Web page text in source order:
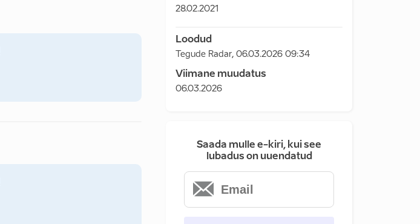
28.02.2021
Loodud
Tegude Radar, 06.03.2026 09:34
Viimane muudatus
06.03.2026
Saada mulle e-kiri, kui see
lubadus on uuendatud